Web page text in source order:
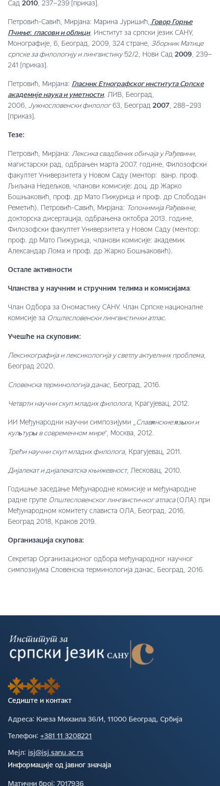
Сад 2010, 237–239 [приказ].
Петровић-Савић, Мирјана: Марина Јуришић, Говор Горње
Пчиње: гласови и облици, Институт за српски језик САНУ,
Монографије, 6, Београд, 2009, 324 стране, Зборник Матице
српске за филологију и лингвистику52/2, Нови Сад 2009, 239–
241 [приказ].
Петровић, Мирјана: Гласник Етнографског института Српске
академије наука и уметности, ЛИВ, Београд,
2006, Јужнословенски филолог63, Београд 2007, 288–293
[приказ].
Тезе:
Петровић, Мирјана: Лексика свадбених обичаја у Рађевини,
магистарски рад, одбрањен марта 2007. године, Филозофски
факултет Универзитета у Новом Саду (ментор: ванр. проф.
Љиљана Недељков, чланови комисије: доц. др Жарко
Бошњаковић, проф. др Мато Пижурица и проф. др Слободан
Реметић). Петровић-Савић, Мирјана:
Топонимија Рађевине,
докторска дисертација, одбрањена октобра 2013. године,
Филозофски факултет Универзитета у Новом Саду (ментор:
проф. др Мато Пижурица, чланови комисије: академик
Александар Лома и проф. др Жарко Бошњаковић).
Остале активности
Чланства у научним и стручним телима и комисијама:
Члан Одбора за Ономастику САНУ. Члан Српске националне
комисије за Општесловенски лингвистички атлас.
Учешће на скуповим:
Лексикографија и лексикологија у светлу актуелних проблема,
Београд 2020.
Словенска терминологија данас, Београд, 2016.
Четврти научни скуп младих филолога, Крагујевац, 2012.
ИИ Међународни научни симпозијуми „ Славянские языки и
культуры в современном мире“, Москва, 2012.
Трећи научни скуп младих филолога, Крагујевац, 2011.
Дијалекат и дијалекатска књижевност, Лесковац, 2010.
Годишње заседање Међународне комисије и међународне
радне групе Општесловенског лингвистичког атласа (ОЛА) при
Међународном комитету слависта ОЛА, Београд, 2016,
Београд 2018, Краков 2019.
Организација скупова:
Секретар Организационог одбора међународног научног
симпозијума Словенска терминологија данас, Београд, 2016.
Седиште и контакт
Адреса∶ Кнеза Михаила 36/И, 11000 Београд, Србија
Телефон∶ +381 11 3208221
Мејл∶
isj@isj.sanu.ac.rs
Информације од јавног значаја
Матични број∶ 7017936